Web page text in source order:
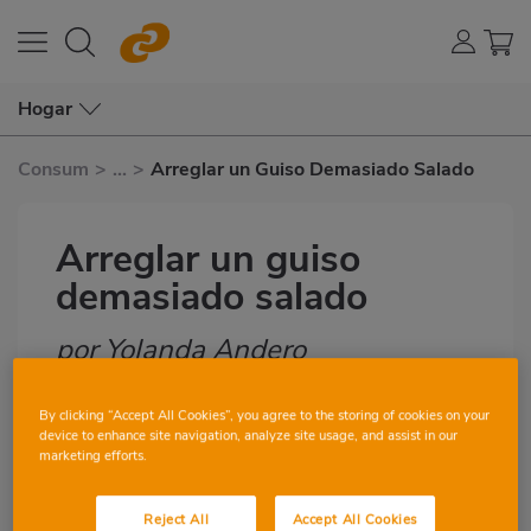
Hogar
Consum > ... > Arreglar un Guiso Demasiado Salado
Arreglar un guiso
demasiado salado
Subtítulo
por Yolanda Andero
3
2
By clicking “Accept All Cookies”, you agree to the storing of cookies on your
device to enhance site navigation, analyze site usage, and assist in our
marketing efforts.
Reject All Accept All Cookies